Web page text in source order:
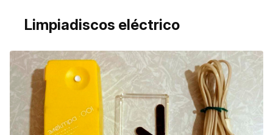
Limpiadiscos eléctrico